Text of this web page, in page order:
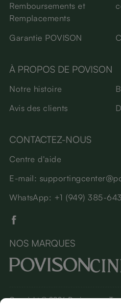
Remboursements et
Remplacements
Garantie POVISON
À PROPOS DE POVISON
Notre histoire
Avis des clients
CONTACTEZ-NOUS
Centre d'aide
E-mail:
WhatsApp: +1 (949) 385-
NOS MARQUES
Copyright © 2026 Povison.com